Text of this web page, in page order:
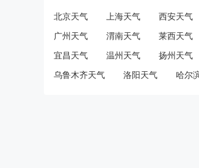
北京天气 上海天气 西安天气
广州天气 渭南天气 莱西天气
宜昌天气 温州天气 扬州天气
乌鲁木齐天气 洛阳天气 哈尔